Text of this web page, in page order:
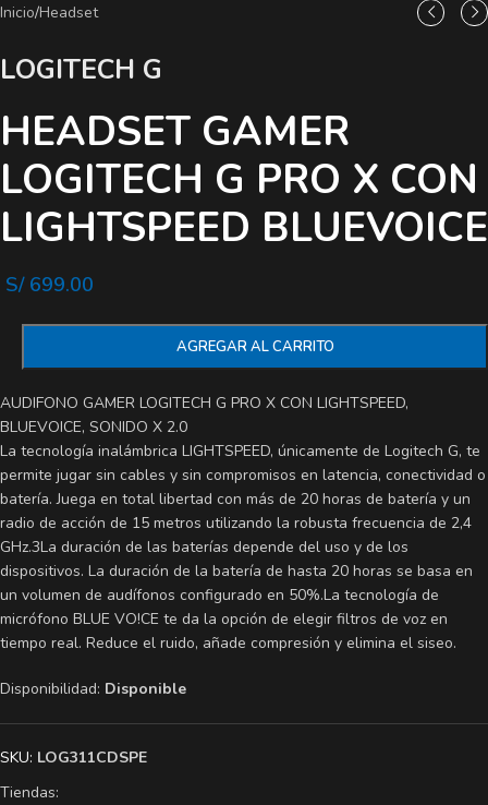
Inicio/Headset
LOGITECH G
HEADSET GAMER
LOGITECH G PRO X CON
LIGHTSPEED BLUEVOICE
S/699.00
AGREGAR AL CARRITO
AUDIFONO GAMER LOGITECH G PRO X CON LIGHTSPEED,
BLUEVOICE, SONIDO X 2.0
La tecnología inalámbrica LIGHTSPEED, únicamente de Logitech G, te
permite jugar sin cables y sin compromisos en latencia, conectividad o
batería. Juega en total libertad con más de 20 horas de batería y un
radio de acción de 15 metros utilizando la robusta frecuencia de 2,4
GHz.3La duración de las baterías depende del uso y de los
dispositivos. La duración de la batería de hasta 20 horas se basa en
un volumen de audífonos configurado en 50%.La tecnología de
micrófono BLUE VO!CE te da la opción de elegir filtros de voz en
tiempo real. Reduce el ruido, añade compresión y elimina el siseo.
Disponibilidad: Disponible
SKU: LOG311CDSPE
Tiendas: